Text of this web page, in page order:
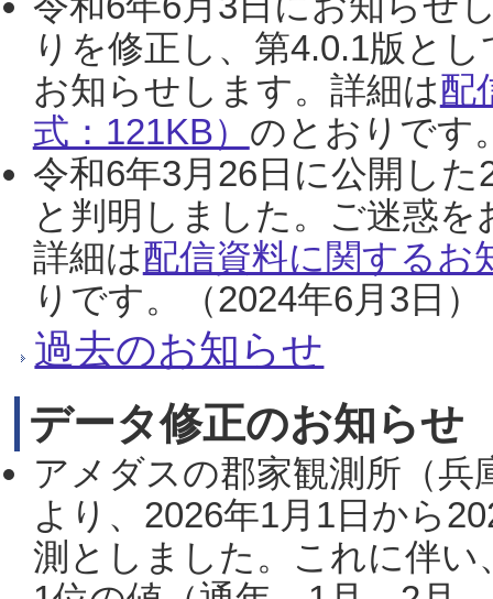
りを修正し、第4.0.1版と
お知らせします。詳細は配
式：121KB） のとおりです
令和6年3月26日に公開し
と判明しました。ご迷惑
詳細は配信資料に関するお
りです。（2024年6月3日）
過去のお知らせ
データ修正のお知らせ
アメダスの郡家観測所（
より、2026年1月1日から
測としました。これに伴い